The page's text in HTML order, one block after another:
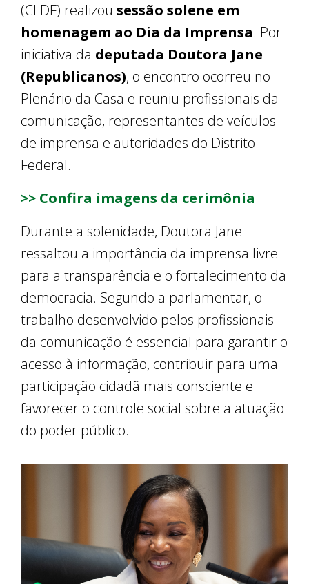
(CLDF) realizou sessão solene em
homenagem ao Dia da Imprensa. Por
iniciativa da deputada Doutora Jane
(Republicanos), o encontro ocorreu no
Plenário da Casa e reuniu profissionais da
comunicação, representantes de veículos
de imprensa e autoridades do Distrito
Federal.
>> Confira imagens da cerimônia
Durante a solenidade, Doutora Jane
ressaltou a importância da imprensa livre
para a transparência e o fortalecimento da
democracia. Segundo a parlamentar, o
trabalho desenvolvido pelos profissionais
da comunicação é essencial para garantir o
acesso à informação, contribuir para uma
participação cidadã mais consciente e
favorecer o controle social sobre a atuação
do poder público.